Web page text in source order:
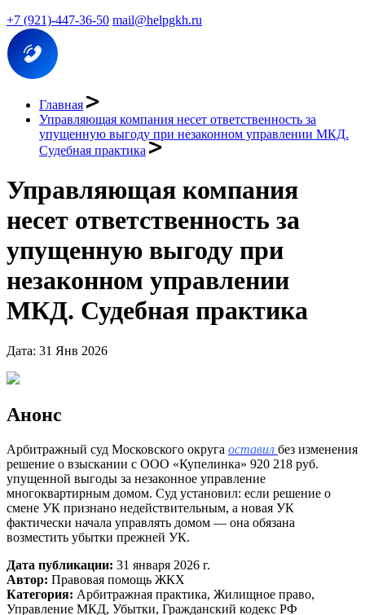
+7 (921)-447-36-50 mail@helpgkh.ru
Главная
Управляющая компания несет ответственность за
упущенную выгоду при незаконном управлении МКД.
Судебная практика
Управляющая компания
несет ответственность за
упущенную выгоду при
незаконном управлении
МКД. Судебная практика
Дата: 31 Янв 2026
Анонс
Арбитражный суд Московского округа оставил без изменения
решение о взыскании с ООО «Купелинка» 920 218 руб.
упущенной выгоды за незаконное управление
многоквартирным домом. Суд установил: если решение о
смене УК признано недействительным, а новая УК
фактически начала управлять домом — она обязана
возместить убытки прежней УК.
Дата публикации: 31 января 2026 г.
Автор: Правовая помощь ЖКХ
Категория: Арбитражная практика, Жилищное право,
Управление МКД, Убытки, Гражданский кодекс РФ